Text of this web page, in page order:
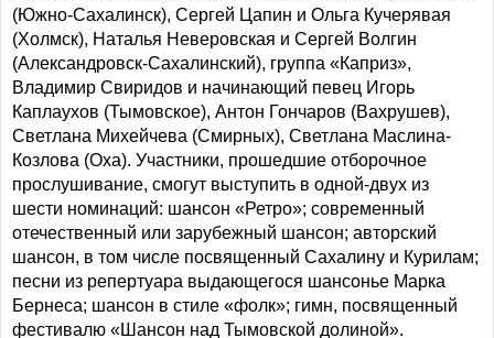
(Южно-Сахалинск), Сергей Цапин и Ольга Кучерявая
(Холмск), Наталья Неверовская и Сергей Волгин
(Александровск-Сахалинский), группа «Каприз»,
Владимир Свиридов и начинающий певец Игорь
Каплаухов (Тымовское), Антон Гончаров (Вахрушев),
Светлана Михейчева (Смирных), Светлана Маслина-
Козлова (Оха). Участники, прошедшие отборочное
прослушивание, смогут выступить в одной-двух из
шести номинаций: шансон «Ретро»; современный
отечественный или зарубежный шансон; авторский
шансон, в том числе посвященный Сахалину и Курилам;
песни из репертуара выдающегося шансонье Марка
Бернеса; шансон в стиле «фолк»; гимн, посвященный
фестивалю «Шансон над Тымовской долиной».